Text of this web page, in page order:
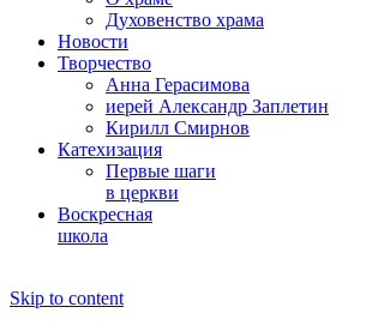
Духовенство храма
Новости
Творчество
Анна Герасимова
иерей Александр Заплетин
Кирилл Смирнов
Катехизация
Первые шаги
в церкви
Воскресная
школа
Skip to content